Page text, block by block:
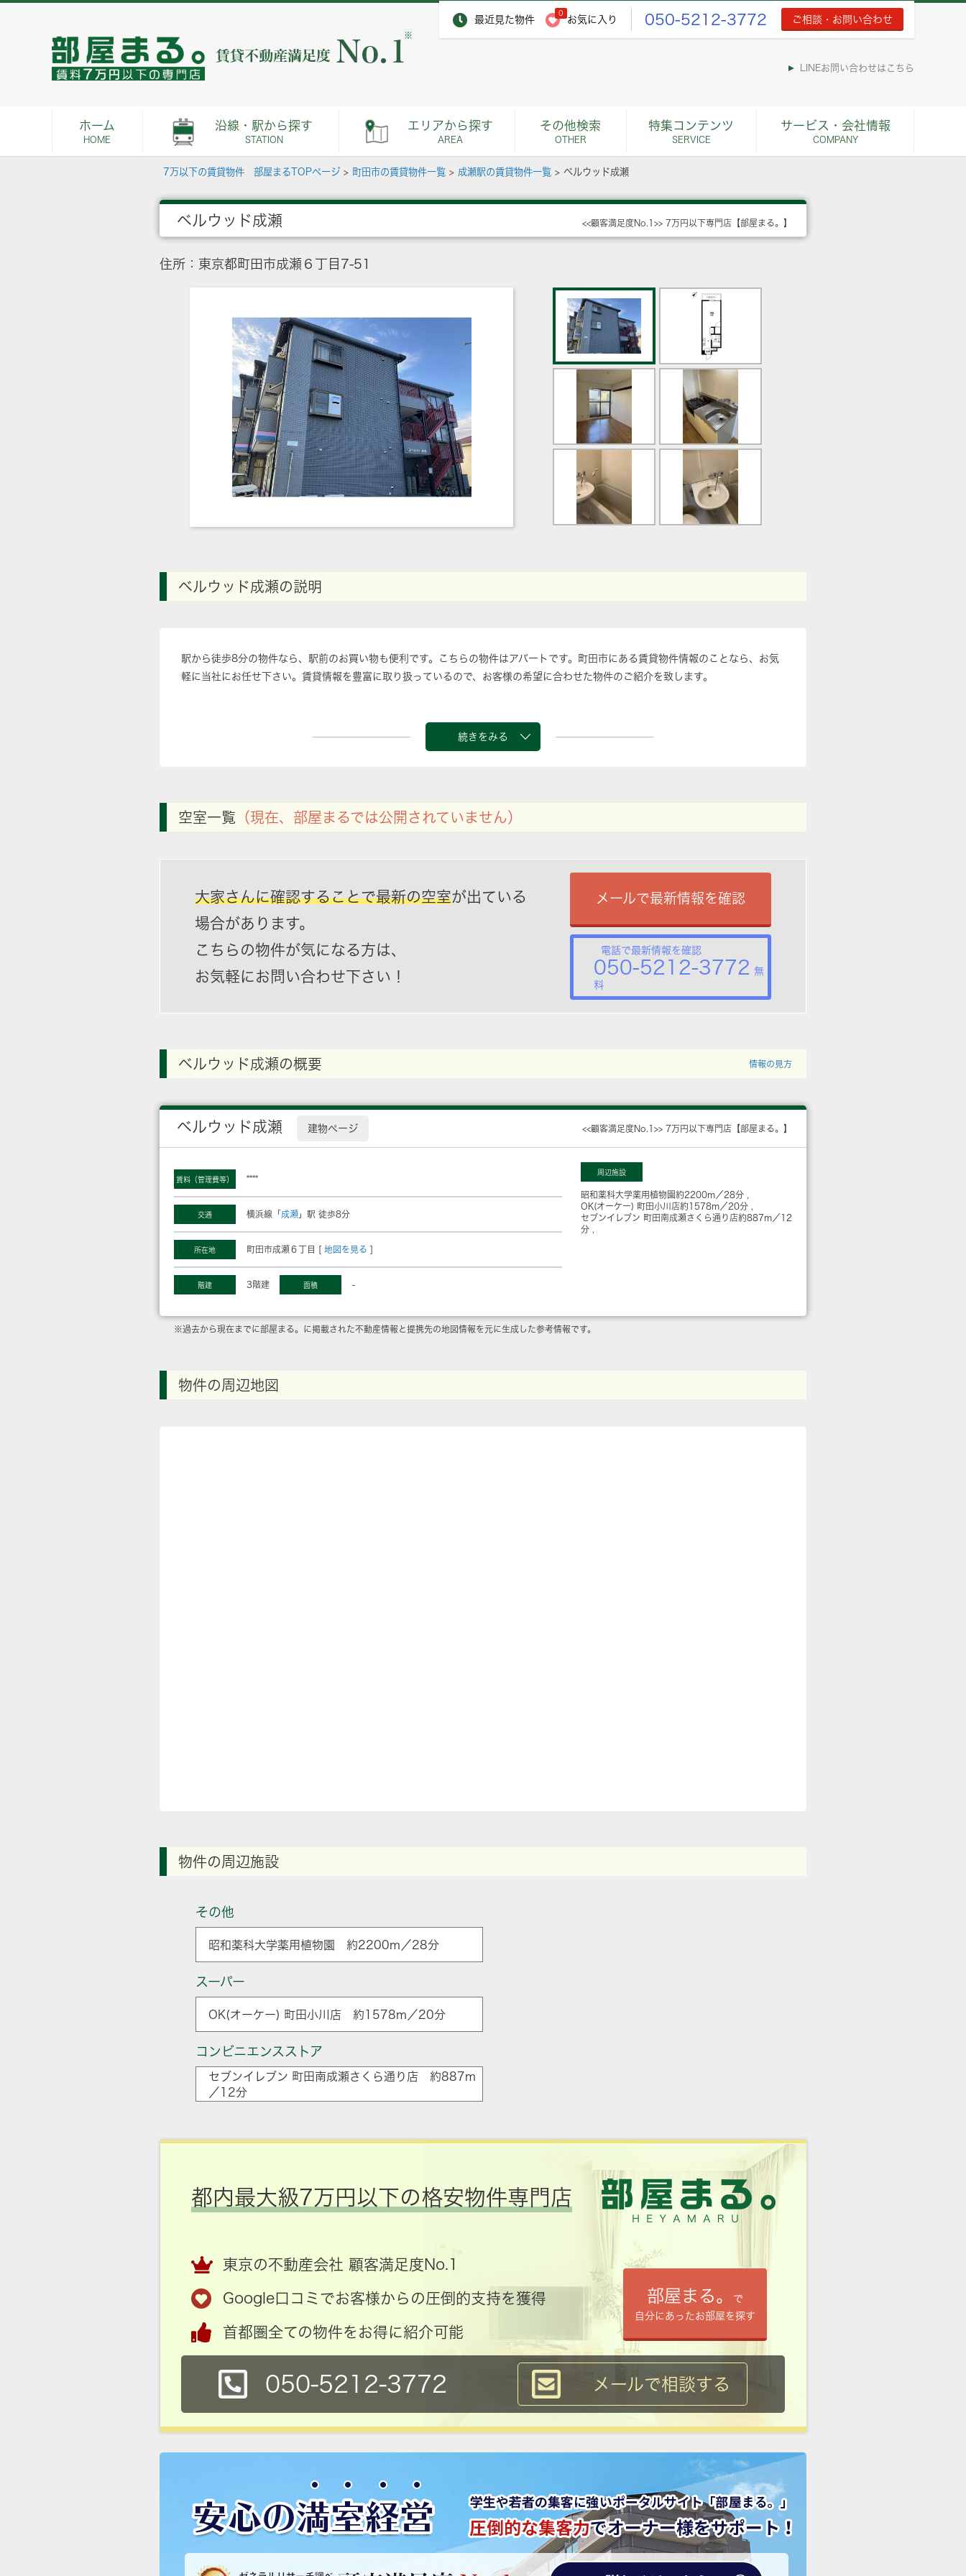
最近見た物件
0
お気に入り 050-5212-3772 ご相談・お問い合わせ
※
LINEお問い合わせはこちら
ホーム
HOME
沿線・駅から探す
STATION
エリアから探す
AREA
その他検索
OTHER
特集コンテンツ
SERVICE
サービス・会社情報
COMPANY
7万以下の賃貸物件 部屋まるTOPページ > 町田市の賃貸物件一覧 > 成瀬駅の賃貸物件一覧 > ベルウッド成瀬
ベルウッド成瀬 <<顧客満足度No.1>> 7万円以下専門店【部屋まる。】
住所：東京都町田市成瀬６丁目7-51
ベルウッド成瀬の説明
駅から徒歩8分の物件なら、駅前のお買い物も便利です。こちらの物件はアパートです。町田市にある賃貸物件情報のことなら、お気
軽に当社にお任せ下さい。賃貸情報を豊富に取り扱っているので、お客様の希望に合わせた物件のご紹介を致します。
続きをみる
空室一覧 （現在、部屋まるでは公開されていません）
大家さんに確認することで最新の空室が出ている
場合があります。
こちらの物件が気になる方は、
お気軽にお問い合わせ下さい！
メールで最新情報を確認
電話で最新情報を確認
050-5212-3772 無
料
ベルウッド成瀬の概要 情報の見方
ベルウッド成瀬 建物ページ <<顧客満足度No.1>> 7万円以下専門店【部屋まる。】
賃料（管理費等） ****
交通 横浜線「 成瀬 」駅 徒歩8分
所在地 町田市成瀬６丁目 [ 地図を見る ]
階建 3階建 面積 -
周辺施設
昭和薬科大学薬用植物園約2200m／28分
OK(オーケー) 町田小川店約1578m／20分
セブンイレブン 町田南成瀬さくら通り店約887m／12
分
※過去から現在までに部屋まる。に掲載された不動産情報と提携先の地図情報を元に生成した参考情報です。
物件の周辺地図
物件の周辺施設
その他
昭和薬科大学薬用植物園 約2200m／28分
スーパー
OK(オーケー) 町田小川店 約1578m／20分
コンビニエンスストア
セブンイレブン 町田南成瀬さくら通り店 約887m
／12分
都内最大級7万円以下の格安物件専門店
東京の不動産会社 顧客満足度No.1
Google口コミでお客様からの圧倒的支持を獲得
首都圏全ての物件をお得に紹介可能
部屋まる。
で
自分にあったお部屋を探す
050-5212-3772 メールで相談する